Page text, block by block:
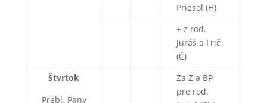
Priesol (H)
+ z rod.
Juráš a Frič
(Č)
Štvrtok
Prebl. Pany
Za Z a BP
pre rod.